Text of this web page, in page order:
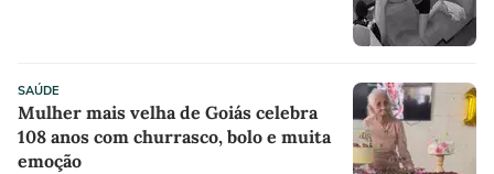
SAÚDE
Mulher mais velha de Goiás celebra
108 anos com churrasco, bolo e muita
emoção